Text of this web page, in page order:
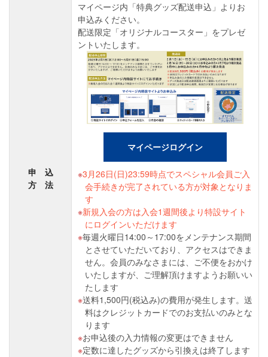
申 込
方 法
マイページ内「特典グッズ配送申込」よりお
申込みください。
配送限定「オリジナルコースター」をプレゼ
ントいたします。
マイページログイン
3月26日(日)23:59時点でスペシャル会員ご入
会手続きが完了されている方が対象となりま
す
新規入会の方は入会1週間後より特設サイト
にログインいただけます
毎週火曜日14:00～17:00をメンテナンス期間
とさせていただいており、アクセスはできま
せん。会員のみなさまには、ご不便をおかけ
いたしますが、ご理解頂けますようお願いい
たします
送料1,500円(税込み)の費用が発生します。送
料はクレジットカードでのお支払いのみとな
ります
お申込後の入力情報の変更はできません
定数に達したグッズから引換えは終了します